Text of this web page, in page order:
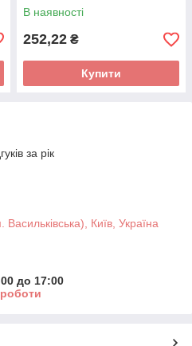
В наявності
252,22 ₴
Купити
за рік
Київ, Україна
до 17:00